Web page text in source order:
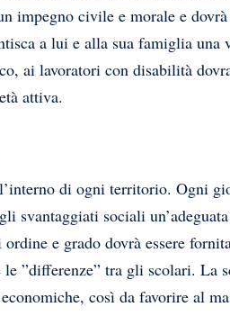
impegno civile e morale e
a lui e alla sua famiglia
ai lavoratori con disabilità
attiva.
di ogni territorio. Ogni
svantaggiati sociali
e grado dovrà essere
”differenze” tra gli scolari. La
così da favorire al